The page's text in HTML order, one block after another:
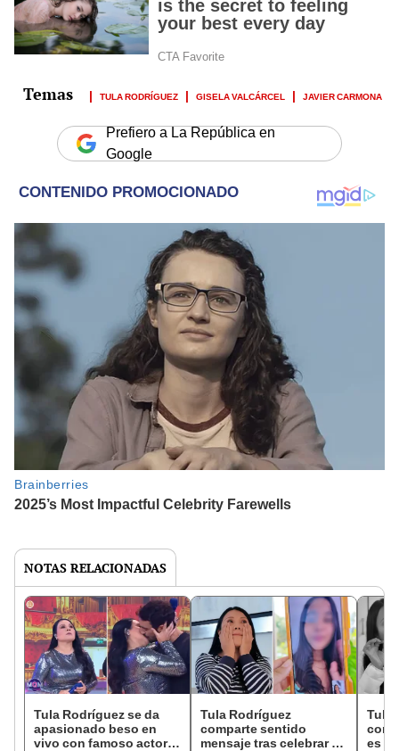
TULA RODRÍGUEZ GISELA VALCÁRCEL JAVIER CARMONA
Prefiero a La República en
Google
NOTAS RELACIONADAS
Tula Rodríguez se da
apasionado beso en
vivo con famoso actor
Tula Rodríguez
comparte sentido
mensaje tras celebrar su
Tula
es